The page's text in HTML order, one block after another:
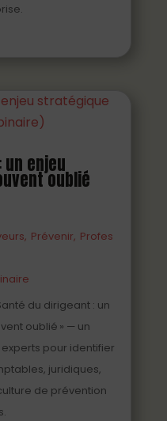
enjeu
oublié
Prévenir Profes
du dirigeant : un
oublié » — un
pour identifier
juridiques,
de prévention